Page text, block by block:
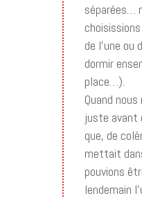
séparées…
de l’une ou
dormir
place…).
Quand
juste avant
que, de
mettait
pouvions
lendemain